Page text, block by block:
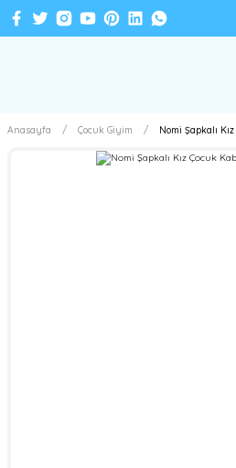
Anasayfa Çocuk Giyim Nomi Şapkalı